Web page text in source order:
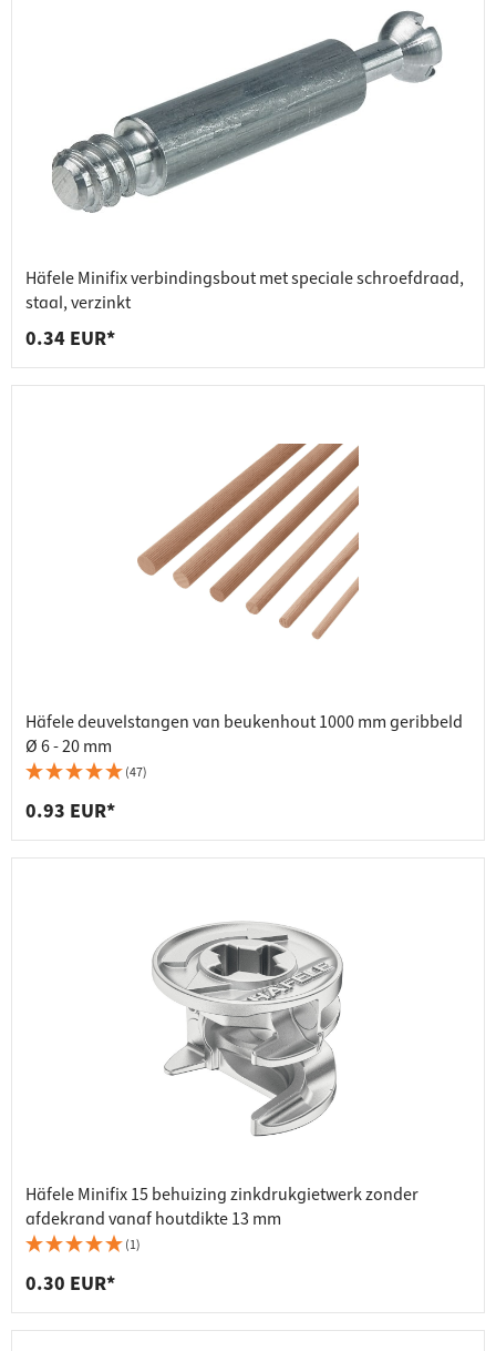
Häfele Minifix verbindingsbout met speciale schroefdraad,
staal, verzinkt
0.34 EUR*
Häfele deuvelstangen van beukenhout 1000 mm geribbeld
Ø 6 - 20 mm
(47)
0.93 EUR*
Häfele Minifix 15 behuizing zinkdrukgietwerk zonder
afdekrand vanaf houtdikte 13 mm
(1)
0.30 EUR*